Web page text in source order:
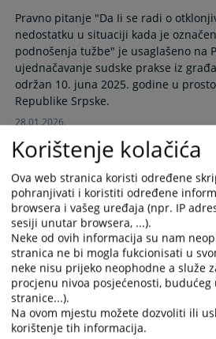
Pravno pitanje "Da Ii se radi o
nedostatku u situaciji kada je
podnošenja tužbe" je usaglašeno na
ujednačavanje sudske prakse iz
održan 10. juna 2025. godine u
Republike Srpske.
28.01.2026.
Trasirana i vlastita
U skladu sa Pravilima panela za
prakse, ovo pravno pitanje
ujednačavanje sudske prakse iz
održan 7. listopada 2025. godine u
Pravosudnog povjerenstva Brčko
Hercegovine.
11.12.2025.
Korištenje kolačića
Ova web stranica koristi određene
pohranjivati i koristiti određene
browsera i vašeg uređaja (npr. IP
sesiji unutar browsera, ...).
Neke od ovih informacija su nam
stranica ne bi mogla fukcionisati u
neke nisu prijeko neophodne a služe
procjenu nivoa posjećenosti, budućeg
stranice...).
Na ovom mjestu možete dozvoliti ili
korištenje tih informacija.